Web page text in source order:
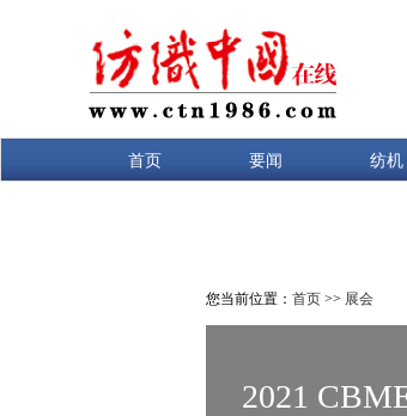
首页 要闻 纺机
您当前位置： 首页 >> 展会
2021